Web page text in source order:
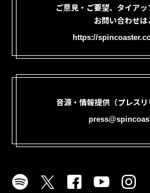
ご意見・ご要望、タイア
お問い合わせは
https://
音源・情報提供（プレス